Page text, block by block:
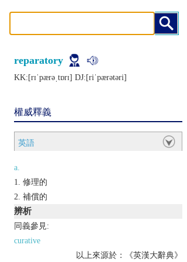
reparatory
KK:[rɪˈpærǝˌtɒrɪ] DJ:[riˈpærǝtǝri]
權威釋義
英語
a.
修理的
補償的
辨析
同義參見:
curative
以上來源於：《英漢大辭典》